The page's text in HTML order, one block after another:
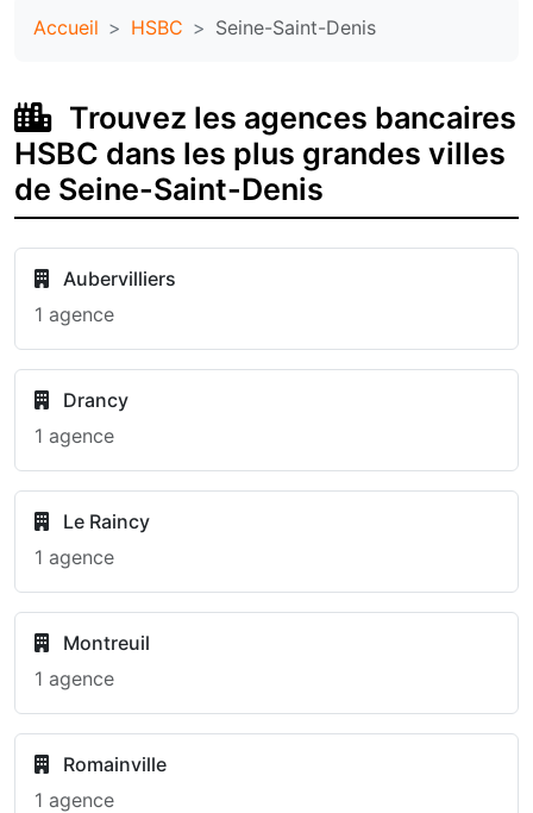
Accueil HSBC Seine-Saint-Denis
Trouvez les agences bancaires
HSBC dans les plus grandes villes
de Seine-Saint-Denis
Aubervilliers
1 agence
Drancy
1 agence
Le Raincy
1 agence
Montreuil
1 agence
Romainville
1 agence